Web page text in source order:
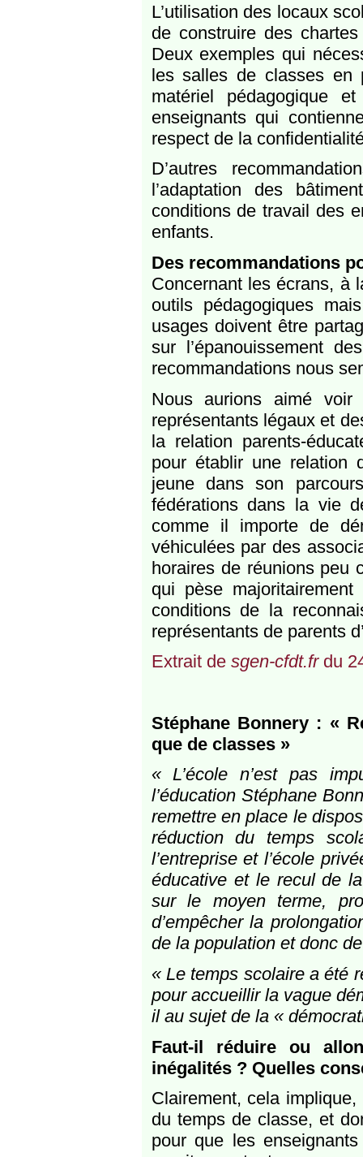
L’utilisation des locaux
de construire des
Deux exemples qui
les salles de classes en
matériel pédagogique
enseignants qui
respect de la
D’autres
l’adaptation des
conditions de travail des
enfants.
Des recommandations
Concernant les écrans, à
outils pédagogiques
usages doivent être
sur l’épanouissement
recommandations nous
Nous aurions aimé
représentants légaux et
la relation parents-
pour établir une relation
jeune dans son
fédérations dans la vie
comme il importe de
véhiculées par des
horaires de réunions peu
qui pèse
conditions de la
représentants de parents
Extrait de sgen-cfdt.frdu
Stéphane Bonnery : «
que de classes »
« L’école n’est pas
l’éducation Stéphane
remettre en place le
réduction du temps
l’entreprise et l’école
éducative et le recul de
sur le moyen terme,
d’empêcher la
de la population et donc
« Le temps scolaire a été
pour accueillir la vague
il au sujet de la «
Faut-il réduire ou
inégalités ? Quelles
Clairement, cela
du temps de classe, et
pour que les